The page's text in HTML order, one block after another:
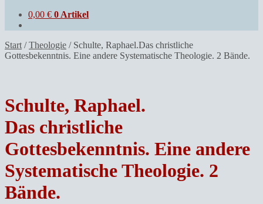
0,00 € 0 Artikel
Start /Theologie / Schulte, Raphael.Das christliche
Gottesbekenntnis. Eine andere Systematische Theologie. 2 Bände.
Schulte, Raphael.
Das christliche
Gottesbekenntnis. Eine andere
Systematische Theologie. 2
Bände.